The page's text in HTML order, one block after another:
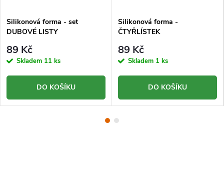
Silikonová forma - set
DUBOVÉ LISTY
89 Kč
Skladem 11 ks
DO KOŠÍKU
Silikonová forma -
ČTYŘLÍSTEK
89 Kč
Skladem 1 ks
DO KOŠÍKU